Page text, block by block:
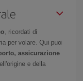
, ricordati di
per volare. Qui puoi
assicurazione
e della